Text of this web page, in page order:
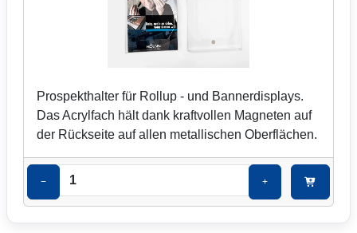
Prospekthalter für Rollup - und Bannerdisplays.
Das Acrylfach hält dank kraftvollen Magneten auf
der Rückseite auf allen metallischen Oberflächen.
− +